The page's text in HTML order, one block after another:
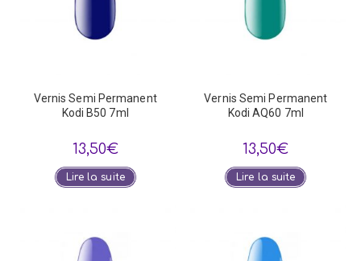
Vernis Semi Permanent
Kodi B50 7ml
13,50€
Lire la suite
Vernis Semi Permanent
Kodi AQ60 7ml
13,50€
Lire la suite